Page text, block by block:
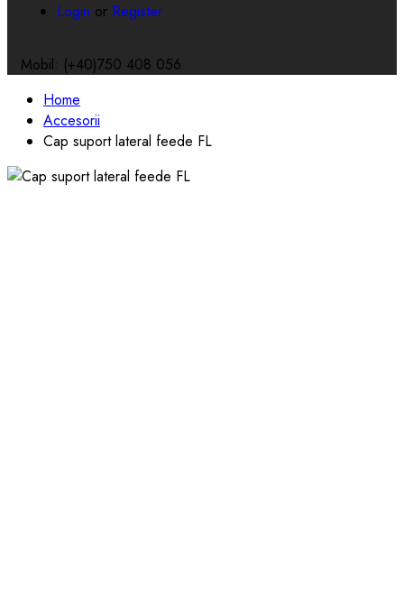
Login or Register
Mobil: (+40)750 408 056
Home
Accesorii
Cap suport lateral feede FL